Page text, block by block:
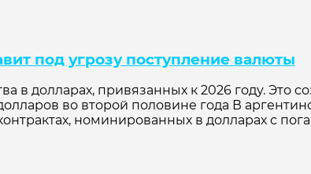
под угрозу поступление валюты
долларах, привязанных к 2026 году. Это
во второй половине года В
номинированных в долларах с